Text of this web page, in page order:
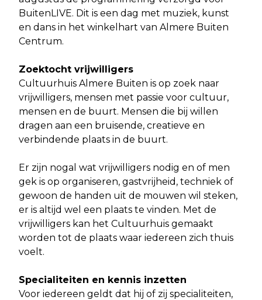
BuitenLIVE. Dit is een dag met muziek, kunst
en dans in het winkelhart van Almere Buiten
Centrum.
Zoektocht vrijwilligers
Cultuurhuis Almere Buiten is op zoek naar
vrijwilligers, mensen met passie voor cultuur,
mensen en de buurt. Mensen die bij willen
dragen aan een bruisende, creatieve en
verbindende plaats in de buurt.
Er zijn nogal wat vrijwilligers nodig en of men
gek is op organiseren, gastvrijheid, techniek of
gewoon de handen uit de mouwen wil steken,
er is altijd wel een plaats te vinden. Met de
vrijwilligers kan het Cultuurhuis gemaakt
worden tot de plaats waar iedereen zich thuis
voelt.
Specialiteiten en kennis inzetten
Voor iedereen geldt dat hij of zij specialiteiten,